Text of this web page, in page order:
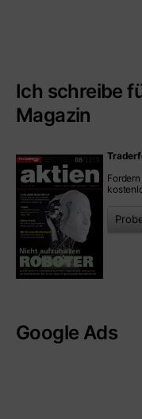
Ich schreibe
Magazin
Google Ads